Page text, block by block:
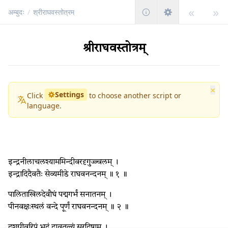
श्रीराघवस्तोत्रम्
Click Settings to choose another script or
language.
×
इन्द्रनीलाचलश्याममिन्दीवरदृगुज्ज्वलम् ।
इन्द्रादिदैवतैः सेव्यमीडे राघवनन्दनम् ॥ १ ॥
पालिताखिलदेवौघं पद्मगर्भं सनातनम् ।
पीनवक्षःस्थलं वन्दे पूर्णं राघवनन्दनम् ॥ २ ॥
अम्बुदः / श्रीराघवस्तोत्रम् « »